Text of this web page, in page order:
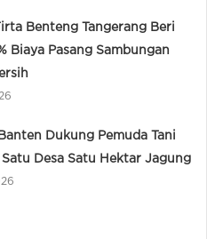
Benteng Tangerang Beri
Biaya Pasang Sambungan
Dukung Pemuda Tani
Desa Satu Hektar Jagung